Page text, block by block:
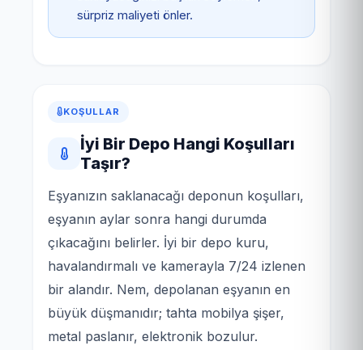
sürpriz maliyeti önler.
KOŞULLAR
İyi Bir Depo Hangi Koşulları
Taşır?
Eşyanızın saklanacağı deponun koşulları,
eşyanın aylar sonra hangi durumda
çıkacağını belirler. İyi bir depo kuru,
havalandırmalı ve kamerayla 7/24 izlenen
bir alandır. Nem, depolanan eşyanın en
büyük düşmanıdır; tahta mobilya şişer,
metal paslanır, elektronik bozulur.